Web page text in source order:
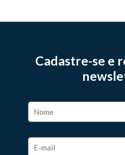
Cadastre-se e